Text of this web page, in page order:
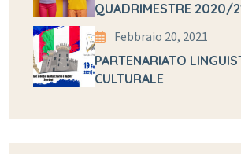
QUADRIMESTRE 2020/
Febbraio 20, 2021
PARTENARIATO
CULTURALE